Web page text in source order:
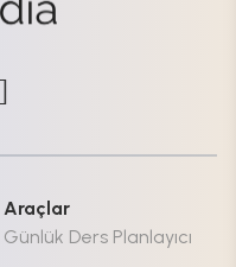
Araçlar
Günlük Ders Planlayıcı